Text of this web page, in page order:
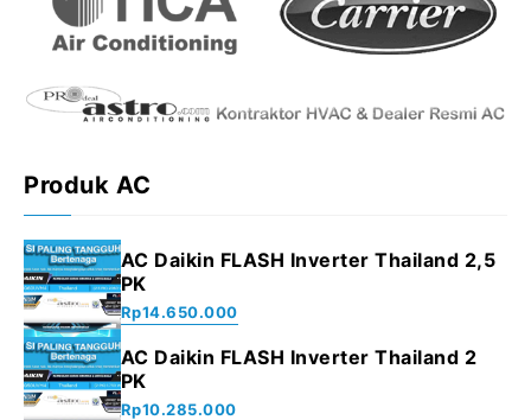
Produk AC
AC Daikin FLASH Inverter Thailand 2,5
PK
Rp14.650.000
AC Daikin FLASH Inverter Thailand 2
PK
Rp10.285.000